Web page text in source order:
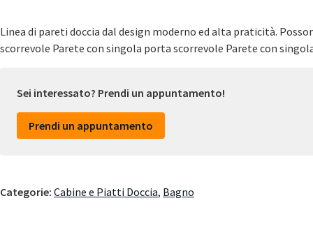
Linea di pareti doccia dal design moderno ed alta praticità.
scorrevole Parete con singola porta scorrevole Parete con
Sei interessato? Prendi un appuntamento!
Prendi un appuntamento
Categorie: Cabine e Piatti Doccia, Bagno